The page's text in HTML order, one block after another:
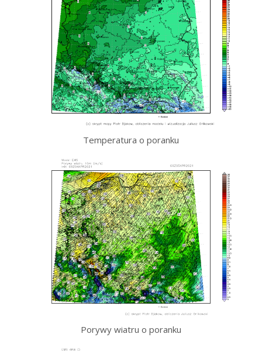
Temperatura o poranku
Porywy wiatru o poranku